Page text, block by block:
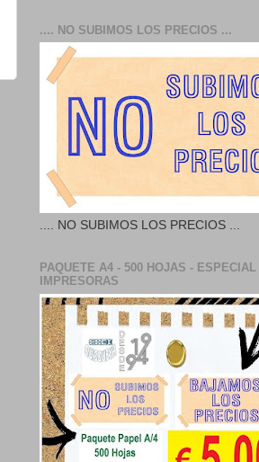
.... NO SUBIMOS LOS PRECIOS ...
.... NO SUBIMOS LOS PRECIOS ...
PAQUETE A4 - 500 HOJAS - ESPECIAL
IMPRESORAS